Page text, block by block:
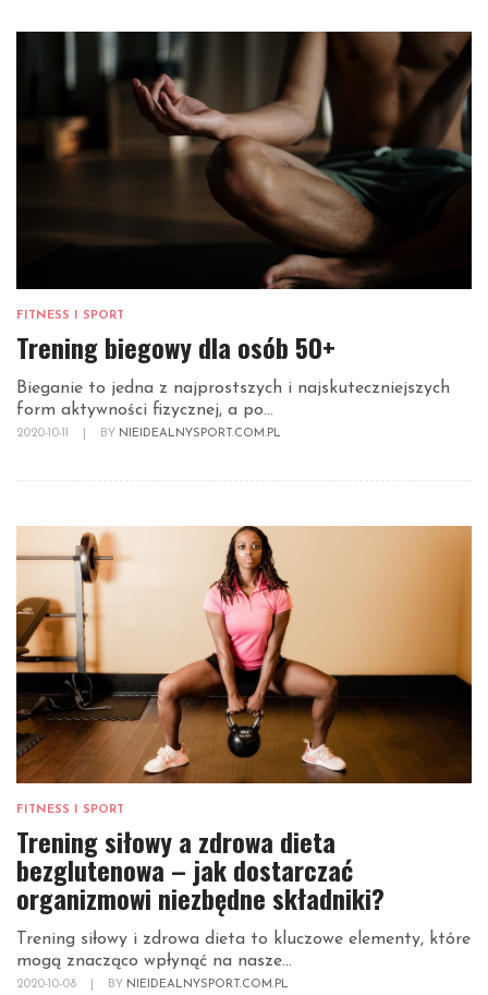
FITNESS I SPORT
Trening biegowy dla osób 50+
Bieganie to jedna z najprostszych i najskuteczniejszych
form aktywności fizycznej, a po...
2020-10-11 BY NIEIDEALNYSPORT.COM.PL
FITNESS I SPORT
Trening siłowy a zdrowa dieta
bezglutenowa – jak dostarczać
organizmowi niezbędne składniki?
Trening siłowy i zdrowa dieta to kluczowe elementy, które
mogą znacząco wpłynąć na nasze...
2020-10-08 BY NIEIDEALNYSPORT.COM.PL